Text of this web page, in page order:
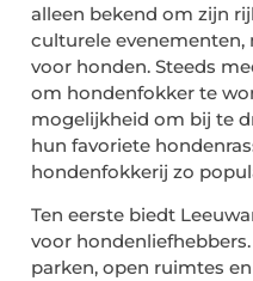
alleen bekend om zijn
culturele
voor honden. Steeds
om hondenfokker te
mogelijkheid om bij te
hun favoriete
hondenfokkerij zo
Ten eerste biedt
voor
parken, open ruimtes